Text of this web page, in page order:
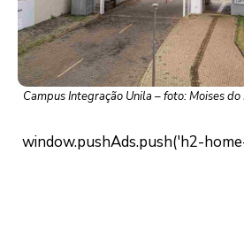
Campus Integração Unila – foto: Moises